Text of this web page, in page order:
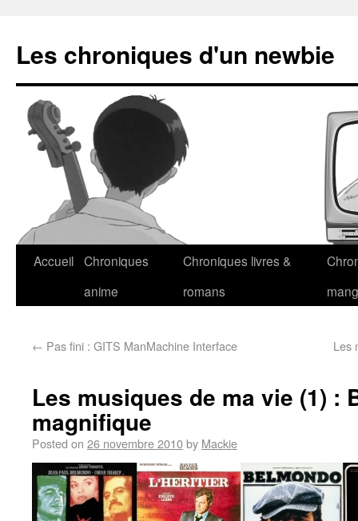
Les chroniques d'un newbie
Accueil Chroniques
anime
Chroniques livres &
romans
← Pas fini : GITS ManMachine Interface Les
Les musiques de ma vie (1) :
magnifique
Posted on 26 novembre 2010by Mackie